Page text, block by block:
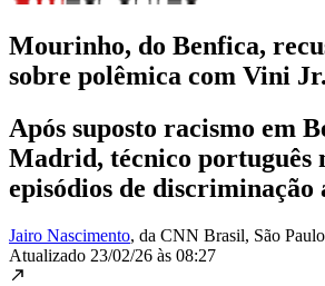
Mourinho, do Benfica,
sobre polêmica com Vini Jr.
Após suposto racismo em
Madrid, técnico português
episódios de
Jairo Nascimento, da CNN Brasil, São Paulo
Atualizado 23/02/26 às 08:27